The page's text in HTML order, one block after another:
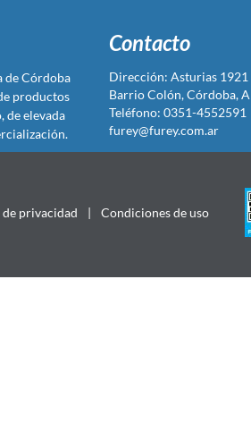
de Córdoba
productos
de elevada
Contacto
Dirección: Asturias 1921
Barrio Colón, Córdoba,
Teléfono: 0351-4552591
furey@furey.com.ar
privacidad |
Condiciones de uso